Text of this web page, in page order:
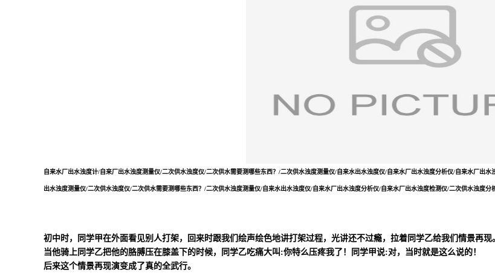
自来水厂出水浊度计/自来厂出水浊度测量仪/二次供水浊度仪/二次供水需要测哪些东西？/二次供水浊度测量仪/自来水出水浊度仪/自来水厂出水浊度分析仪/自来水厂出
出水浊度测量仪/二次供水浊度仪/二次供水需要测哪些东西？/二次供水浊度测量仪/自来水出水浊度仪/自来水厂出水浊度分析仪/自来水厂出水浊度检测仪/二次供水浊度
初中时，同学甲在外面看见别人打架，回来时跟我们绘声绘色地讲打架过程，光讲还不过瘾，拉着同学乙给我们情景再现
当他骑上同学乙把他的胳膊压在膝盖下的时候，同学乙吃痛大叫:你特么压疼我了！同学甲说:对，当时就是这么说的！
后来这个情景再现演变成了真的全武行。